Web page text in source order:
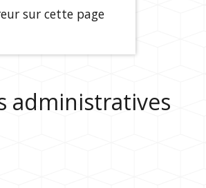
sur cette page
administratives